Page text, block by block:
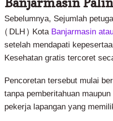
Sebelumnya, Sejumlah
(DLH) KotaBanjarmasin
setelah mendapati
Kesehatan gratis tercoret
Pencoretan tersebut mulai
tanpa pemberitahuan
pekerja lapangan yang